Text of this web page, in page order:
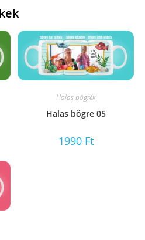
Halas bögrék
Halas bögre 05
1990 Ft